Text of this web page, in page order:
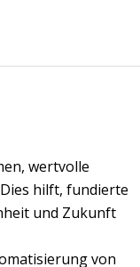
wertvolle
hilft, fundierte
und Zukunft
von